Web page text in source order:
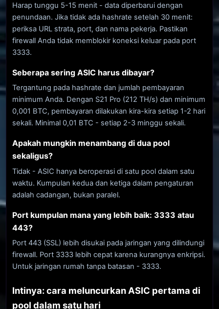
Harap tunggu 5-15 menit - data diperbarui dengan
penundaan. Jika tidak ada hashrate setelah 30 menit:
periksa URL strata, port, dan nama pekerja. Pastikan
firewall Anda tidak memblokir koneksi keluar pada port
3333.
Seberapa sering ASIC harus dibayar?
Tergantung pada hashrate dan jumlah pembayaran
minimum Anda. Dengan S21 Pro (212 TH/s) dan minimum
0,001 BTC, pembayaran dilakukan kira-kira setiap 1-2 hari
sekali. Minimal 0,01 BTC - setiap 2-3 minggu sekali.
Apakah mungkin menambang di dua pool
sekaligus?
Tidak - ASIC hanya beroperasi di satu pool dalam satu
waktu. Kumpulan kedua dan ketiga dalam pengaturan
adalah cadangan, bukan paralel.
Port kumpulan mana yang lebih baik: 3333 atau
443?
Port 443 (SSL) lebih disukai pada jaringan yang dilindungi
firewall. Port 3333 lebih cepat karena kurangnya enkripsi.
Untuk jaringan rumah tanpa batasan - 3333.
Intinya: cara meluncurkan ASIC pertama di
pool dalam satu hari